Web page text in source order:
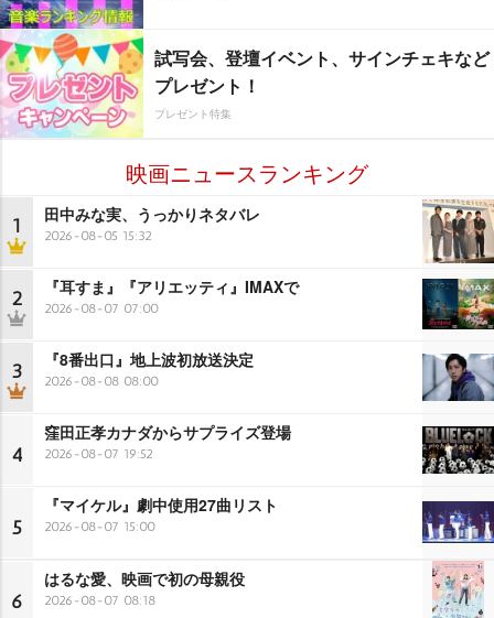
試写会、登壇イベント、サインチェキなど
プレゼント！
プレゼント特集
映画ニュースランキング
1 田中みな実、うっかりネタバレ
2026-08-05 15:32
2 『耳すま』『アリエッティ』IMAXで
2026-08-07 07:00
3 『8番出口』地上波初放送決定
2026-08-08 08:00
4
窪田正孝カナダからサプライズ登場
2026-08-07 19:52
5
『マイケル』劇中使用27曲リスト
2026-08-07 15:00
6
はるな愛、映画で初の母親役
2026-08-07 08:18